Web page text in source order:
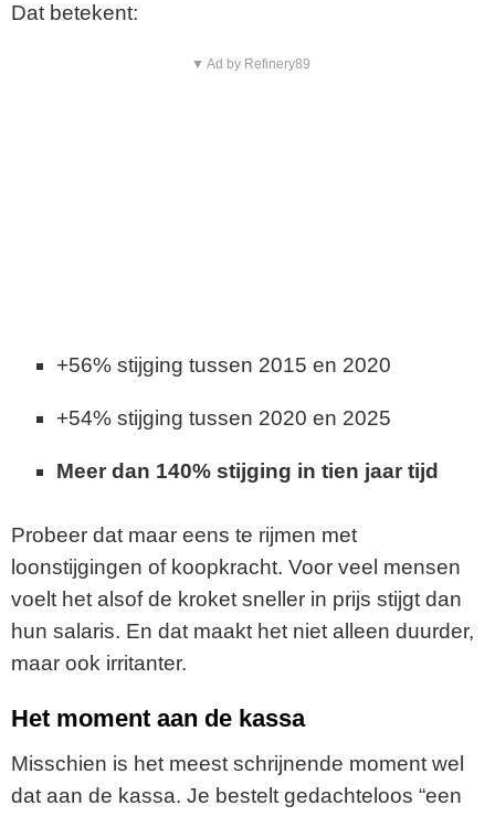
Dat betekent:
▼ Ad by Refinery89
+56% stijging tussen 2015 en 2020
+54% stijging tussen 2020 en 2025
Meer dan 140% stijging in tien jaar tijd
Probeer dat maar eens te rijmen met
loonstijgingen of koopkracht. Voor veel mensen
voelt het alsof de kroket sneller in prijs stijgt dan
hun salaris. En dat maakt het niet alleen duurder,
maar ook irritanter.
Het moment aan de kassa
Misschien is het meest schrijnende moment wel
dat aan de kassa. Je bestelt gedachteloos “een